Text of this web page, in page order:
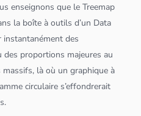
enseignons que le Treemap
la boîte à outils d’un Data
instantanément des
des proportions majeures au
massifs, là où un graphique à
circulaire s’effondrerait